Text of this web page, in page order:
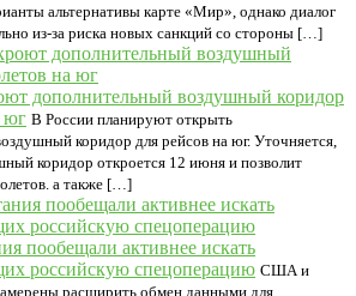
альтернативы карте «Мир», однако диалог
из-за риска новых санкций со стороны […]
дополнительный воздушный коридор
юг В России планируют открыть
коридор для рейсов на юг. Уточняется,
коридор откроется 12 июня и позволит
а также […]
пообещали активнее искать
российскую спецоперацию США и
расширить обмен данными для